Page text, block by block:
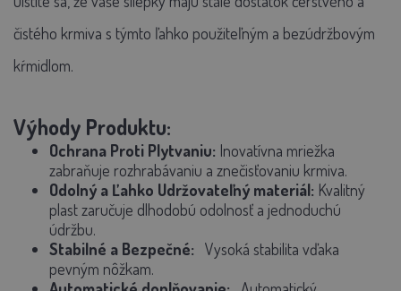
čistého krmiva s týmto ľahko použiteľným a bezúdržbovým
kŕmidlom.
Výhody Produktu:
Ochrana Proti Plytvaniu: Inovatívna mriežka
zabraňuje rozhrabávaniu a znečisťovaniu krmiva.
Odolný a Ľahko Udržovateľný materiál: Kvalitný
plast zaručuje dlhodobú odolnosť a jednoduchú
údržbu.
Stabilné a Bezpečné: Vysoká stabilita vďaka
pevným nôžkam.